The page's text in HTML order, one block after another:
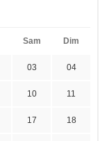
Sam Dim
03 04
10 11
17 18